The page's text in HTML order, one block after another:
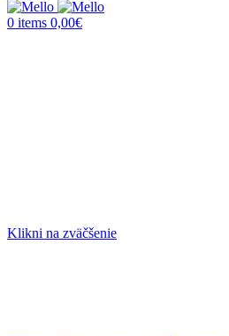
0 items 0,00€
Klikni na zväčšenie